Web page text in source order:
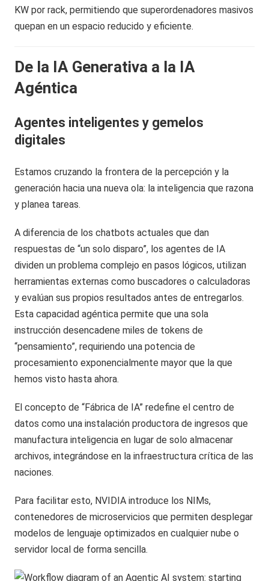
KW por rack, permitiendo que superordenadores masivos
quepan en un espacio reducido y eficiente.
De la IA Generativa a la IA
Agéntica
Agentes inteligentes y gemelos
digitales
Estamos cruzando la frontera de la percepción y la
generación hacia una nueva ola: la inteligencia que razona
y planea tareas.
A diferencia de los chatbots actuales que dan
respuestas de “un solo disparo”, los agentes de IA
dividen un problema complejo en pasos lógicos, utilizan
herramientas externas como buscadores o calculadoras
y evalúan sus propios resultados antes de entregarlos.
Esta capacidad agéntica permite que una sola
instrucción desencadene miles de tokens de
“pensamiento”, requiriendo una potencia de
procesamiento exponencialmente mayor que la que
hemos visto hasta ahora.
El concepto de “Fábrica de IA” redefine el centro de
datos como una instalación productora de ingresos que
manufactura inteligencia en lugar de solo almacenar
archivos, integrándose en la infraestructura crítica de las
naciones.
Para facilitar esto, NVIDIA introduce los NIMs,
contenedores de microservicios que permiten desplegar
modelos de lenguaje optimizados en cualquier nube o
servidor local de forma sencilla.